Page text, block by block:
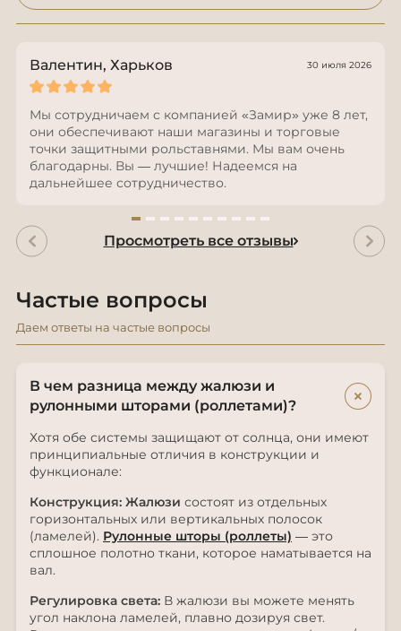
Валентин, Харьков 30 июля 2026
Мы сотрудничаем с компанией «Замир» уже 8 лет,
они обеспечивают наши магазины и торговые
точки защитными рольставнями. Мы вам очень
благодарны. Вы — лучшие! Надеемся на
дальнейшее сотрудничество.
Просмотреть все отзывы
Частые вопросы
Даем ответы на частые вопросы
В чем разница между жалюзи и
рулонными шторами (роллетами)?
+
Хотя обе системы защищают от солнца, они имеют
принципиальные отличия в конструкции и
функционале:
Конструкция: Жалюзи состоят из отдельных
горизонтальных или вертикальных полосок
(ламелей). Рулонные шторы (роллеты) — это
сплошное полотно ткани, которое наматывается на
вал.
Регулировка света: В жалюзи вы можете менять
угол наклона ламелей, плавно дозируя свет.